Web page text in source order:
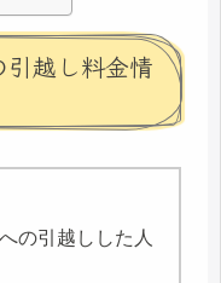
越し料金情
の引越しした人